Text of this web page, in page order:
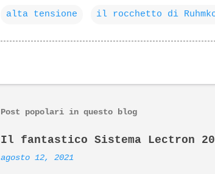
alta tensione il rocchetto di
Post popolari in questo blog
Il fantastico Sistema Lectron
agosto 12, 2021